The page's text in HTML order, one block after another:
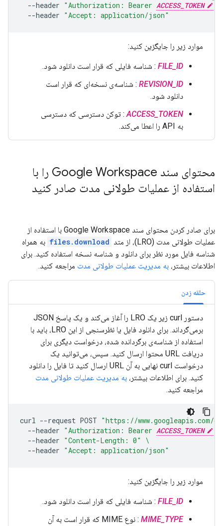
--header "Authorization: Bearer ACCESS_TOKEN
--header "Accept: application/json"
موارد زیر را جایگزین کنید:
FILE_ID : شناسه فایلی که قرار است دانلود شود.
REVISION_ID : شناسه‌ی نسخه‌ای که قرار است
دانلود شود.
ACCESS_TOKEN: توکن دسترسی که دسترسی
به API را اعطا می‌کند.
محتوای سند Google Workspace را با
استفاده از عملیات طولانی مدت صادر کنید
برای صادر کردن محتوای سند Google Workspace با استفاده از
عملیات طولانی مدت (LRO)، از متد
files.download به همراه
شناسه فایل مورد نظر برای دانلود و شناسه نسخه استفاده کنید. برای
اطلاعات بیشتر، به مدیریت عملیات طولانی مدت مراجعه کنید.
حلقه زدن
دستور curl زیر یک LRO را آغاز می‌کند و یک پاسخ JSON
برمی‌گرداند. برای دانلود فایل یا نظرسنجی از این LRO، باید با
استفاده از شناسه‌ی برگردانده شده، درخواست دیگری برای
دریافت URL محتوا ارسال کنید. سپس، می‌توانید یک
درخواست curl نهایی به آن URL ارسال کنید تا فایل را دانلود
کنید. برای اطلاعات بیشتر، به مدیریت عملیات طولانی مدت
مراجعه کنید.
curl --request POST "https://
--header "Authorization: Bearer ACCESS_TOKEN
--header "Content-Length: 0"
\
--header "Accept: application/json"
موارد زیر را جایگزین کنید:
FILE_ID : شناسه فایلی که قرار است دانلود شود.
MIME_TYPE
: نوع MIME که قرار است به آن